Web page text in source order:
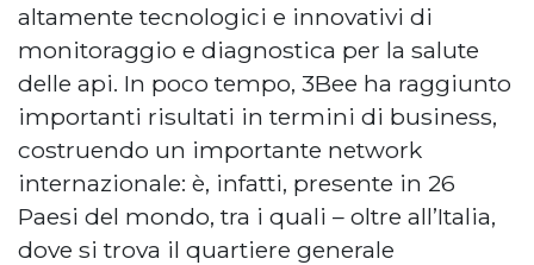
altamente tecnologici e innovativi di
monitoraggio e diagnostica per la salute
delle api. In poco tempo, 3Bee ha raggiunto
importanti risultati in termini di business,
costruendo un importante network
internazionale: è, infatti, presente in 26
Paesi del mondo, tra i quali – oltre all’Italia,
dove si trova il quartiere generale